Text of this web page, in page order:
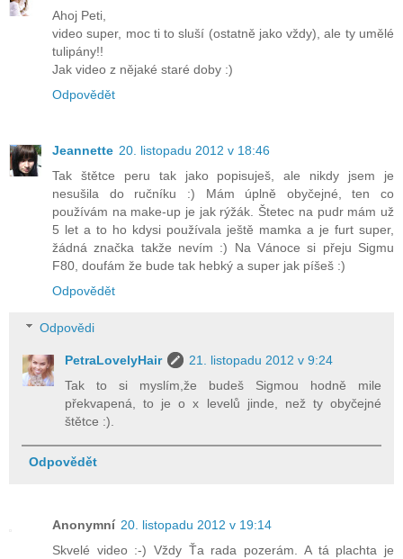
Ahoj Peti,
video super, moc ti to sluší (ostatně jako vždy), ale ty umělé
tulipány!!
Jak video z nějaké staré doby :)
Odpovědět
Jeannette 20. listopadu 2012 v 18:46
Tak štětce peru tak jako popisuješ, ale nikdy jsem je
nesušila do ručníku :) Mám úplně obyčejné, ten co
používám na make-up je jak rýžák. Štetec na pudr mám už
5 let a to ho kdysi používala ještě mamka a je furt super,
žádná značka takže nevím :) Na Vánoce si přeju Sigmu
F80, doufám že bude tak hebký a super jak píšeš :)
Odpovědět
Odpovědi
PetraLovelyHair
21. listopadu 2012 v 9:24
Tak to si myslím,že budeš Sigmou hodně mile
překvapená, to je o x levelů jinde, než ty obyčejné
štětce :).
Odpovědět
Anonymní 20. listopadu 2012 v 19:14
Skvelé video :-) Vždy Ťa rada pozerám. A tá plachta je